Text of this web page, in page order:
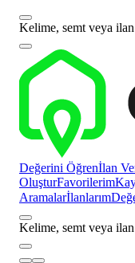
Kelime, semt veya
Değerini Öğrenİlan
OluşturFavorilerim
Aramalarİlanlarım
Kelime, semt veya